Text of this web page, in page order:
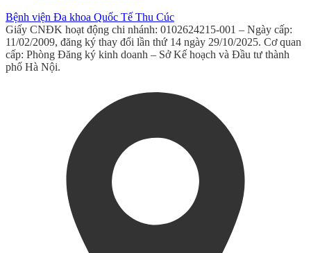
Bệnh viện Đa khoa Quốc Tế Thu Cúc
Giấy CNĐK hoạt động chi nhánh: 0102624215-001 – Ngày cấp:
11/02/2009, đăng ký thay đổi lần thứ 14 ngày 29/10/2025. Cơ quan
cấp: Phòng Đăng ký kinh doanh – Sở Kế hoạch và Đầu tư thành
phố Hà Nội.